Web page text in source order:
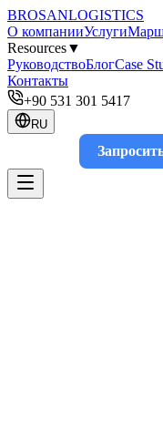
BROSANLOGISTICS
О компанииУслуги
Resources▼
РуководствоБлогCase
Контакты
+90 531 301 5417
RU